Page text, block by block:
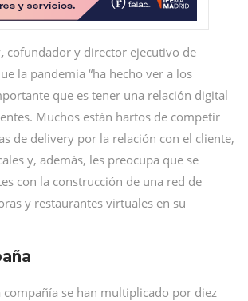
cofundador y director ejecutivo de
la pandemia “ha hecho ver a los
que es tener una relación digital
Muchos están hartos de competir
de delivery por la relación con el cliente,
y, además, les preocupa que se
con la construcción de una red de
y restaurantes virtuales en su
compañía se han multiplicado por diez